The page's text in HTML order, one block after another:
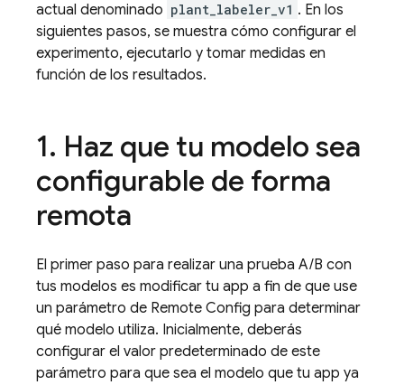
actual denominado plant_labeler_v1 . En los
siguientes pasos, se muestra cómo configurar el
experimento, ejecutarlo y tomar medidas en
función de los resultados.
1. Haz que tu modelo sea
configurable de forma
remota
El primer paso para realizar una prueba A/B con
tus modelos es modificar tu app a fin de que use
un parámetro de Remote Config para determinar
qué modelo utiliza. Inicialmente, deberás
configurar el valor predeterminado de este
parámetro para que sea el modelo que tu app ya